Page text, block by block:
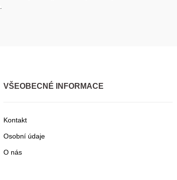
VŠEOBECNÉ INFORMACE
Kontakt
Osobní údaje
O nás